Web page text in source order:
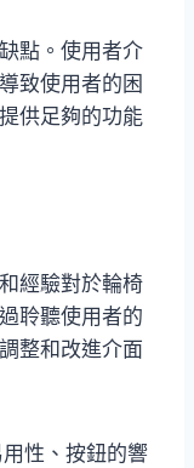
點。使用者介
致使用者的困
供足夠的功能
經驗對於輪椅
聆聽使用者的
整和改進介面
性、按鈕的響